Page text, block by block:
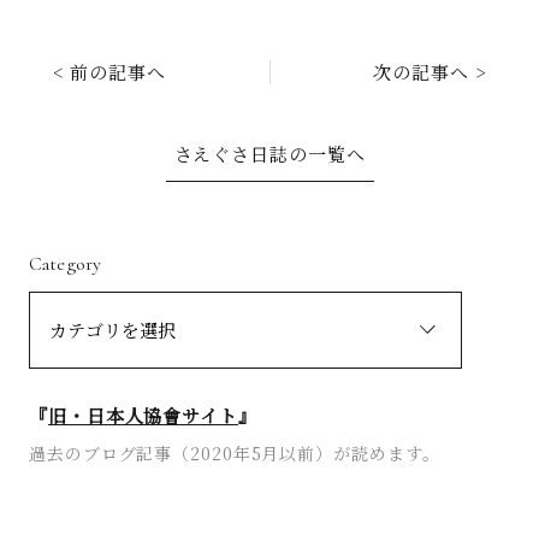
< 前の記事へ 次の記事へ >
さえぐさ日誌の一覧へ
Category
『旧・日本人協會サイト』
過去のブログ記事（2020年5月以前）が読めます。